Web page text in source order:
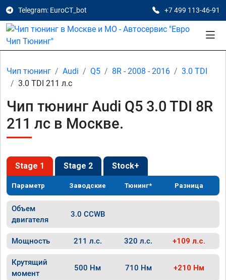
Telegram: EuroCT_bot +7 499 113-46-91
Чип тюнинг Audi Q5 8R - 2008 - 2016
3.0 TDI
3.0 TDI 211 л.с
Чип тюнинг Audi Q5 3.0 TDI 8R
211 лс в Москве.
Stage 1 Stage 2 Stock+
Параметр Заводские Тюнинг* Разница
Объем
двигателя
3.0 CCWB
Мощность 211 л.с. 320 л.с. +109 л.с.
Крутящий
момент
500 Нм 710 Нм +210 Нм